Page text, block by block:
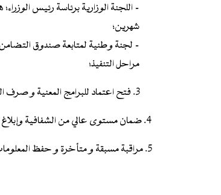
- اللجنة الوزارية برئاسة رئيس
شهرين؛
- لجنة وطنية لمتابعة صندوق التضامن
مراحل التنفيذ؛
3. فتح اعتماد للبرامج المعنية و صرف المبالغ الممنوحة مباشرة على أساس قرارات اللجنة الوزارية؛
4. ضمان مستوى عالي من الشفافية وإبلاغ مختلف الهيئات الحكومية بمراحل السحب؛
5. مراقبة مسبقة و متأخرة و حفظ المعلومات و تمكين مباشرتها من طرف كل الأشخاص اللذين لهم الحق في ذلك.